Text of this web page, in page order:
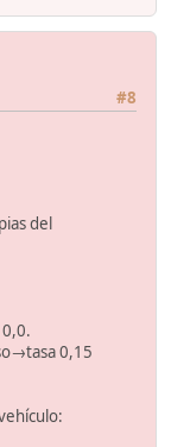
#8
del
0,15